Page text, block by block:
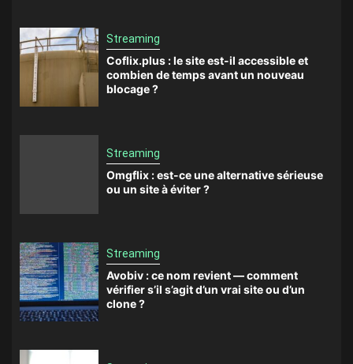
Streaming
Coflix.plus : le site est-il accessible et
combien de temps avant un nouveau
blocage ?
Streaming
Omgflix : est-ce une alternative sérieuse
ou un site à éviter ?
Streaming
Avobiv : ce nom revient — comment
vérifier s’il s’agit d’un vrai site ou d’un
clone ?